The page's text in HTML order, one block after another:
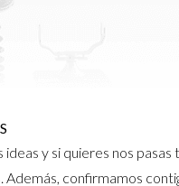
y si quieres nos pasas
Además, confirmamos